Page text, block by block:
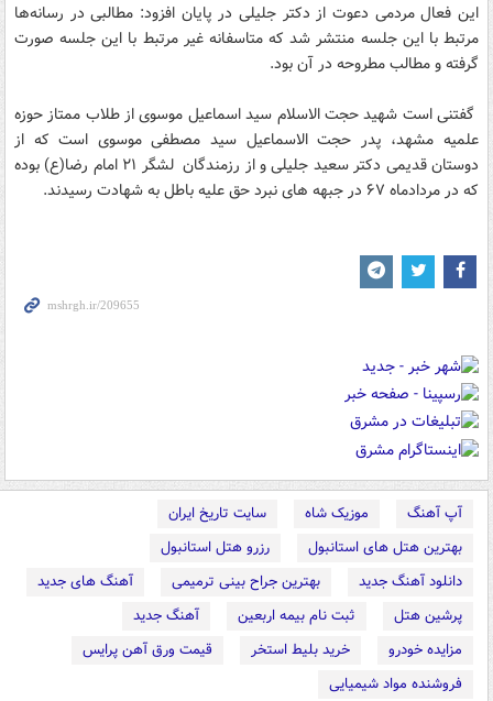
این فعال مردمی دعوت از دکتر جلیلی در پایان افزود: مطالبی در رسانه‌ها
مرتبط با این جلسه منتشر شد که متاسفانه غیر مرتبط با این جلسه صورت
گرفته و مطالب مطروحه در آن بود.
گفتنی است شهید حجت الاسلام سید اسماعیل موسوی از طلاب ممتاز حوزه
علمیه مشهد، پدر حجت الاسماعیل سید مصطفی موسوی است که از
دوستان قدیمی دکتر سعید جلیلی و از رزمندگان لشگر ۲۱ امام رضا(ع) بوده
که در مردادماه ۶۷ در جبهه های نبرد حق علیه باطل به شهادت رسیدند.
آپ آهنگ موزیک شاه
سایت تاریخ ایران
بهترین هتل های استانبول
رزرو هتل استانبول
دانلود آهنگ جدید
بهترین جراح بینی ترمیمی
آهنگ های جدید
پرشین هتل
ثبت نام بیمه اربعین
آهنگ جدید
مزایده خودرو
خرید بلیط استخر
قیمت ورق آهن پرایس
فروشنده مواد شیمیایی